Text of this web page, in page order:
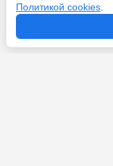
Политикой cookies